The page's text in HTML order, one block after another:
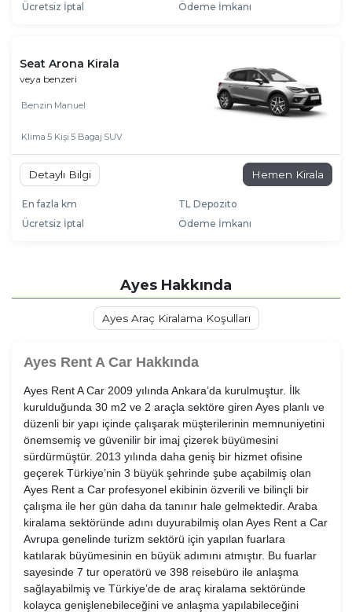
Ücretsiz İptal
Ödeme İmkanı
Seat Arona Kirala
veya benzeri
Benzin Manuel
Klima 5 Kişi 5 Bagaj SUV
Detaylı Bilgi Hemen Kirala
En fazla km
TL Depozito
Ücretsiz İptal
Ödeme İmkanı
Ayes Hakkında
Ayes Araç Kiralama Koşulları
Ayes Rent A Car Hakkında
Ayes Rent A Car 2009 yılında Ankara’da kurulmuştur. İlk
kurulduğunda 30 m2 ve 2 araçla sektöre giren Ayes planlı ve
düzenli bir yapı içinde çalışarak müşterilerinin memnuniyetini
önemsemiş ve güvenilir bir imaj çizerek büyümesini
sürdürmüştür. 2013 yılında daha geniş bir hizmet ofisine
geçerek Türkiye’nin 3 büyük şehrinde şube açabilmiş olan
Ayes Rent a Car profesyonel ekibinin özverili ve bilinçli bir
çalışma ile her gün daha da tanınır hale gelmektedir. Araba
kiralama sektöründe adını duyurabilmiş olan Ayes Rent a Car
Avrupa genelinde turizm sektörü için yapılan fuarlara
katılarak büyümesinin en büyük adımını atmıştır. Bu fuarlar
sayesinde 7 tur operatörü ve 398 reisebüro ile anlaşma
sağlayabilmiş ve Türkiye’de de araç kiralama sektöründe
kolayca genişlenebileceğini ve anlaşma yapılabileceğini